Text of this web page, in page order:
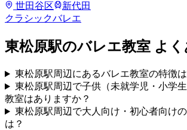
世田谷区
新代田
クラシックバレエ
東松原駅のバレエ教室 よ
東松原駅周辺にあるバレエ教室の特徴は
東松原駅周辺で子供（未就学児・小学
教室はありますか？
東松原駅周辺で大人向け・初心者向け
は？